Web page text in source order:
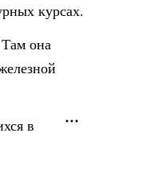
курсах.
она
в